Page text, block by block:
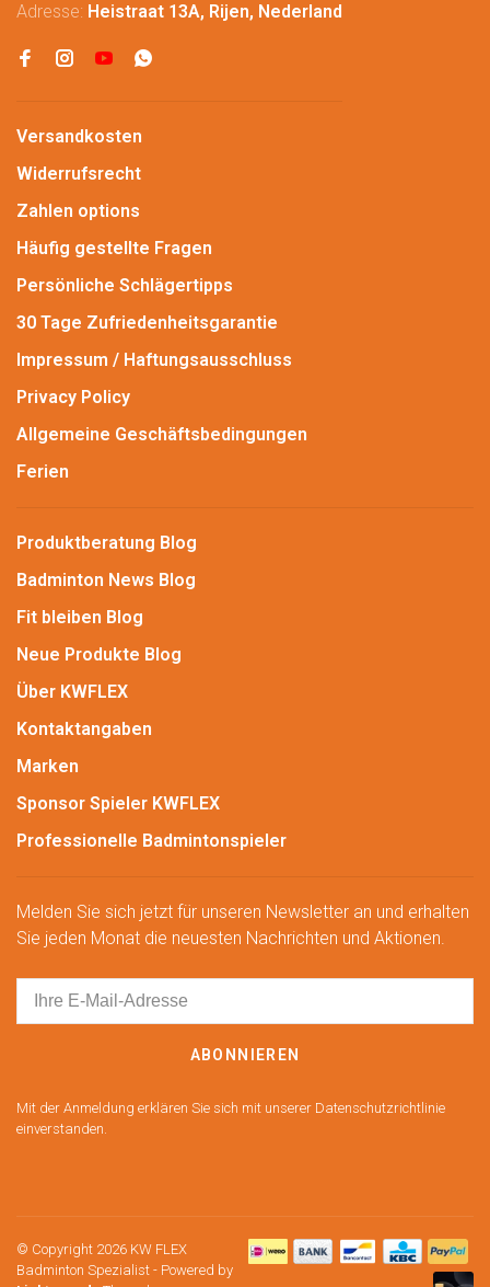
Adresse: Heistraat 13A, Rijen, Nederland
Versandkosten
Widerrufsrecht
Zahlen options
Häufig gestellte Fragen
Persönliche Schlägertipps
30 Tage Zufriedenheitsgarantie
Impressum / Haftungsausschluss
Privacy Policy
Allgemeine Geschäftsbedingungen
Ferien
Produktberatung Blog
Badminton News Blog
Fit bleiben Blog
Neue Produkte Blog
Über KWFLEX
Kontaktangaben
Marken
Sponsor Spieler KWFLEX
Professionelle Badmintonspieler
Melden Sie sich jetzt für unseren Newsletter an und erhalten
Sie jeden Monat die neuesten Nachrichten und Aktionen.
ABONNIEREN
Mit der Anmeldung erklären Sie sich mit unserer Datenschutzrichtlinie
einverstanden.
© Copyright 2026 KW FLEX
Badminton Spezialist - Powered by